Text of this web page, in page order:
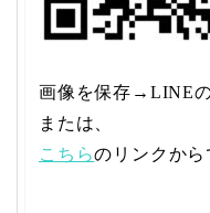
画像を保存→LINE
または、
こちらのリンクか